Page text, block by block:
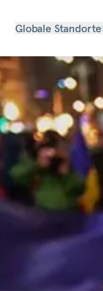
Globale Standorte